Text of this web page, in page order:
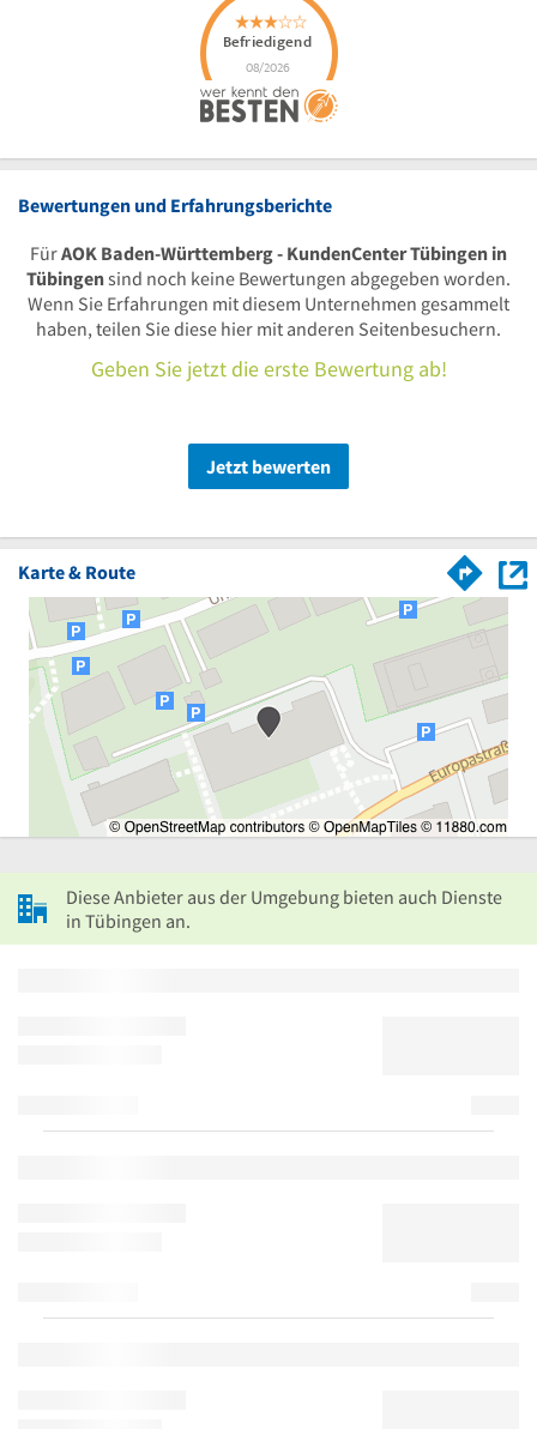
Bewertungen und Erfahrungsberichte
FürAOK Baden-Württemberg - KundenCenter Tübingen in
Tübingensind noch keine Bewertungen abgegeben worden.
Wenn Sie Erfahrungen mit diesem Unternehmen gesammelt
haben, teilen Sie diese hier mit anderen Seitenbesuchern.
Geben Sie jetzt die erste Bewertung ab!
Jetzt bewerten
Karte & Route
Diese Anbieter aus der Umgebung bieten auch Dienste
in Tübingen an.